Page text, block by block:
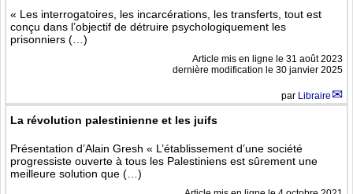
« Les interrogatoires, les incarcérations, les transferts, tout est
conçu dans l’objectif de détruire psychologiquement les
prisonniers (…)
Article mis en ligne le 31 août 2023
dernière modification le 30 janvier 2025
par Libraire
La révolution palestinienne et les juifs
Présentation d’Alain Gresh « L’établissement d’une société
progressiste ouverte à tous les Palestiniens est sûrement une
meilleure solution que (…)